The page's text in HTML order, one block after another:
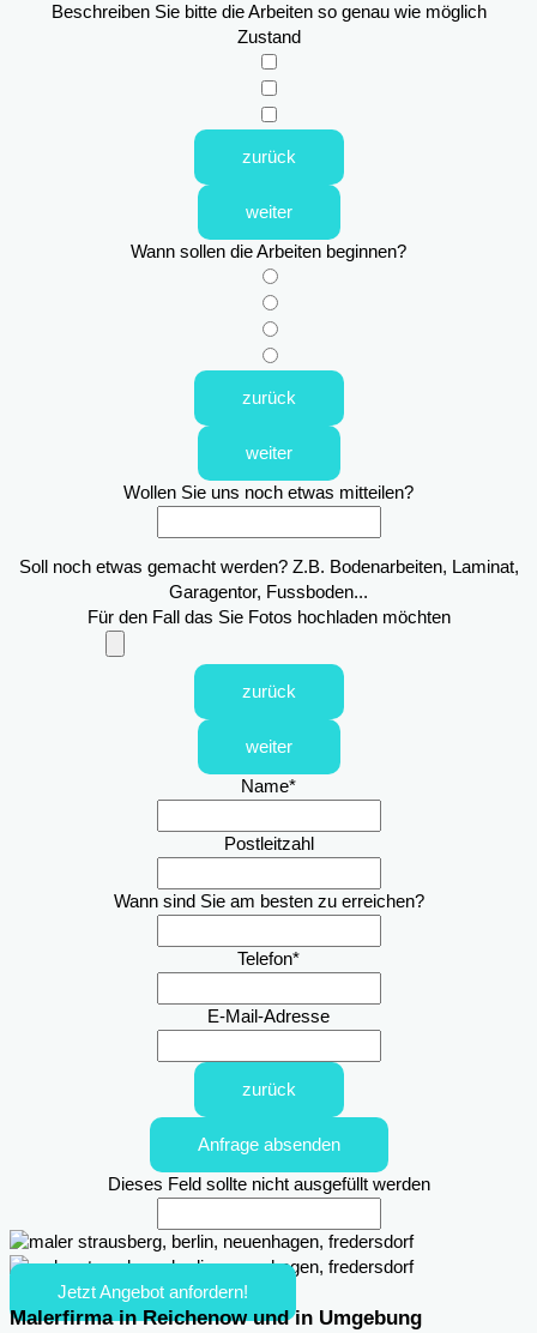
Beschreiben Sie bitte die Arbeiten so genau wie möglich
Zustand
zurück
weiter
Wann sollen die Arbeiten beginnen?
zurück
weiter
Wollen Sie uns noch etwas mitteilen?
Soll noch etwas gemacht werden? Z.B. Bodenarbeiten, Laminat,
Garagentor, Fussboden...
Für den Fall das Sie Fotos hochladen möchten
zurück
weiter
Name*
Postleitzahl
Wann sind Sie am besten zu erreichen?
Telefon*
E-Mail-Adresse
zurück
Anfrage absenden
Dieses Feld sollte nicht ausgefüllt werden
Jetzt Angebot anfordern!
Malerfirma in Reichenow und in Umgebung